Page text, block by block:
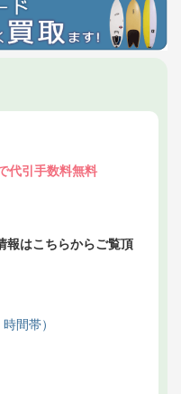
代引手数料無料
報はこちらからご覧頂
間帯）